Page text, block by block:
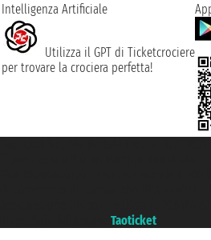
Intelligenza Artificiale
Utilizza il GPT di Ticketcrociere
per trovare la crociera perfetta!
Taoticket